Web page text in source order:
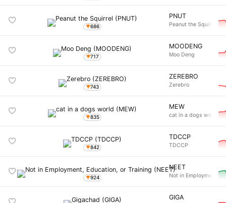
686
PNUT
Peanut the Squirrel
717
MOODENG
Moo Deng
743
ZEREBRO
Zerebro
835
MEW
cat in a dogs world
842
TDCCP
TDCCP
924
NEET
Not in Employment,
GIGA